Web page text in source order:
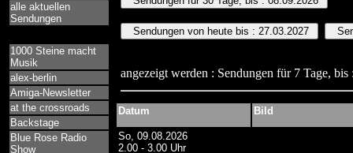
alle aktuellen
Sendungen
1000 Steine macht
Musik
alex-berlin
Amiga-Newsletter
at the crossroads
Backstage
Blue Rose Radio
Show
angezeigt werden : Sendungen für 7 Tage, bis
Datum Bild
So, 09.08.2026
2.00 - 3.00 Uhr